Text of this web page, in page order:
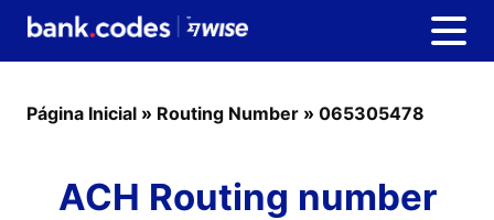
Página Inicial » Routing Number » 065305478
ACH Routing number